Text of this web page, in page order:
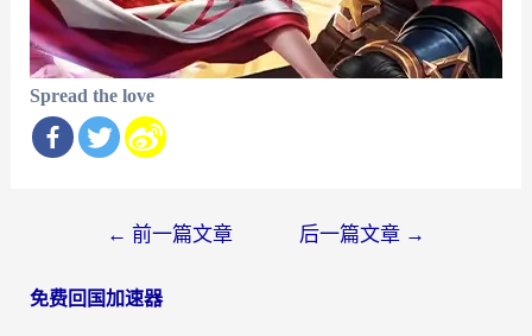
Spread the love
导
← 前一篇文章 后一篇文章 →
免费回国加速器